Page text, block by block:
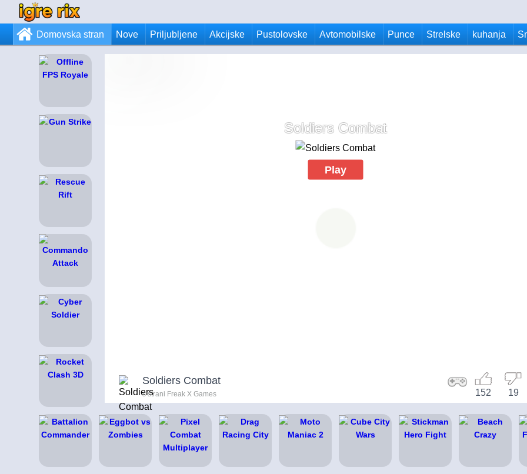
Domovska stran Nove Priljubljene Akcijske Pustolovske Avtomobilske Punce Strelske kuhanja
Soldiers Combat
Play
Soldiers Combat
s strani Freak X Games 19
152